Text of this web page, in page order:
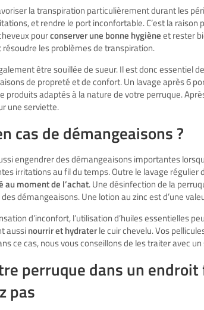
la transpiration particulièrement durant les
et rendre le port inconfortable. C’est la
pourconserver une bonne hygièneet rester
les problèmes de transpiration.
être souillée de sueur. Il est donc essentiel de
de propreté et de confort. Un lavage après 6
produits adaptés à la nature de votre perruque.
une serviette.
cas de démangeaisons ?
engendrer des démangeaisons importantes
irritations au fil du temps. Outre le lavage
moment de l’achat. Une désinfection de la
des démangeaisons. Une lotion au zinc est d’une
d’inconfort, l’utilisation d’huiles essentielles
aussinourrir et hydraterle cuir chevelu. Vos
ce cas, nous vous conseillons de les traiter avec
perruque dans un
pas